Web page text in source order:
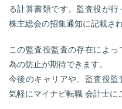
る計算書類です。監査役が行
株主総会の招集通知に記載され
この監査役監査の存在によ
為の防止が期待できます。
今後のキャリアや、監査役
気軽にマイナビ転職 会計士に